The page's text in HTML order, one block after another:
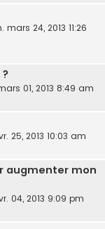
mars 24, 2013 11:26
01, 2013 8:49 am
25, 2013 10:03 am
augmenter mon
04, 2013 9:09 pm